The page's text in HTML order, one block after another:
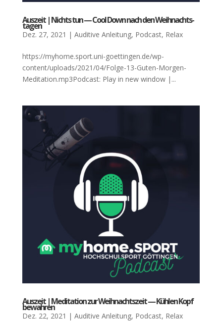
Aus­zeit | Nichts tun — Cool Down nach den Weih­nachts­
ta­gen
Dez. 27, 2021 | Auditive Anleitung, Podcast, Relax
https://myhome.sport.uni-goettingen.de/wp-
content/uploads/2021/04/Folge-13-Guten-Morgen-
Meditation.mp3Podcast: Play in new window |...
Aus­zeit | Medi­ta­ti­on zur Weih­nachts­zeit — Küh­len Kopf
bewah­ren
Dez. 22, 2021 | Auditive Anleitung, Podcast, Relax